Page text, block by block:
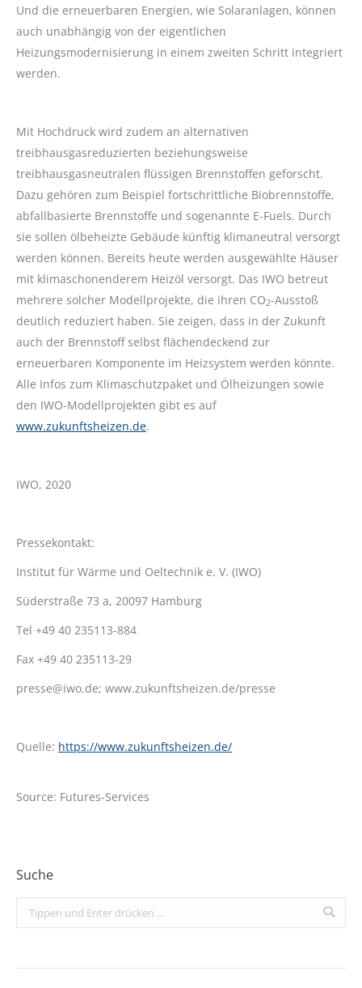
Und die erneuerbaren Energien, wie Solaranlagen, können
auch unabhängig von der eigentlichen
Heizungsmodernisierung in einem zweiten Schritt integriert
werden.
Mit Hochdruck wird zudem an alternativen
treibhausgasreduzierten beziehungsweise
treibhausgasneutralen flüssigen Brennstoffen geforscht.
Dazu gehören zum Beispiel fortschrittliche Biobrennstoffe,
abfallbasierte Brennstoffe und sogenannte E-Fuels. Durch
sie sollen ölbeheizte Gebäude künftig klimaneutral versorgt
werden können. Bereits heute werden ausgewählte Häuser
mit klima­schonenderem Heizöl versorgt. Das IWO betreut
mehrere solcher Modellprojekte, die ihren CO2-Ausstoß
deutlich reduziert haben. Sie zeigen, dass in der Zukunft
auch der Brennstoff selbst flächendeckend zur
erneuerbaren Komponente im Heizsystem werden könnte.
Alle Infos zum Klimaschutzpaket und Ölheizungen sowie
den IWO-Modellprojekten gibt es auf
www.zukunftsheizen.de.
IWO, 2020
Pressekontakt:
Institut für Wärme und Oeltechnik e. V. (IWO)
Süderstraße 73 a, 20097 Hamburg
Tel +49 40 235113-884
Fax +49 40 235113-29
presse@iwo.de; www.zukunftsheizen.de/presse
Quelle: https://www.zukunftsheizen.de/
Source: Futures-Services
Suche
Search: